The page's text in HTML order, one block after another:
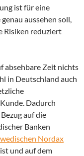
ist für eine
aussehen soll,
Risiken reduziert
absehbare Zeit nichts
in Deutschland auch
Dadurch
auf die
Banken
Nordax
und auf dem